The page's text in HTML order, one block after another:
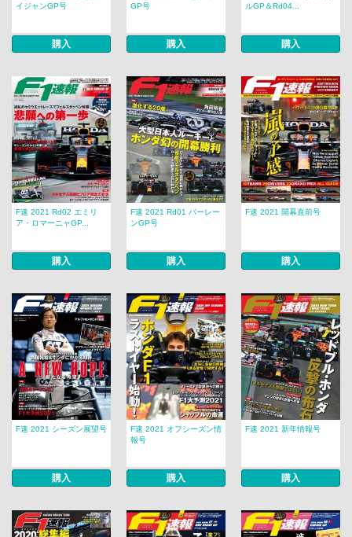
イジャンGP号
購入
GP号
購入
ルGP＆Rd04...
購入
F速 2021 Rd02 エミリ
ア・ロマーニャGP...
購入
F速 2021 Rd01 バーレー
ンGP号
購入
F速 2021 開幕直前号
購入
F速 2021 シーズン展望号
購入
F速 2021 オフシーズン情
報号
購入
F速 2021 新年情報号
購入